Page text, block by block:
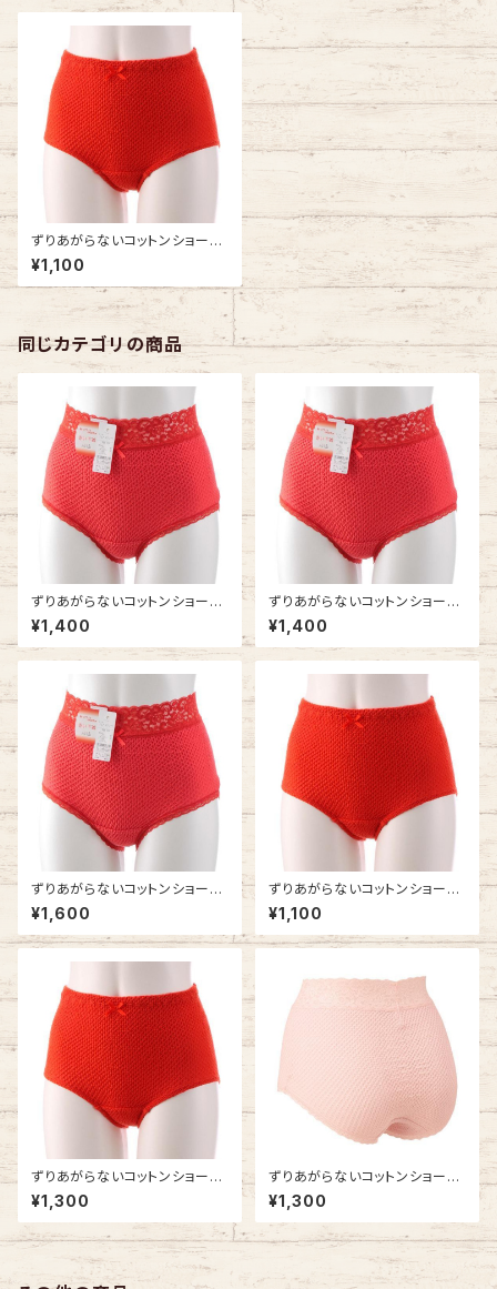
ずりあがらないコットンショーツ
Lサイズ エトワール841 赤 ベー
シック フルバック 赤パン 鹿の子
編み 赤い下着
¥1,100
同じカテゴリの商品
ずりあがらないコットンショーツ
Mサイズ エトワール841 赤 ウ
エストレース フルバック 赤パン
鹿の子編み 赤い下着
¥1,400
ずりあがらないコットンショーツ
Lサイズ エトワール841 赤 ウエ
ストレース フルバック 赤パン 鹿
の子編み 赤い下着
¥1,400
ずりあがらないコットンショーツ
LLサイズ エトワール841 赤 ウ
エストレース フルバック 赤パン
鹿の子編み 赤い下着
¥1,600
ずりあがらないコットンショーツ
Mサイズ エトワール841 赤 ベ
ーシック 赤パン 鹿の子編み 赤
い下着
¥1,100
ずりあがらないコットンショーツ
LLサイズ エトワール841 赤 ベ
ーシック フルバック 赤パン 鹿の
子編み 赤い下着
¥1,300
ずりあがらないコットンショーツ
Mサイズ エトワール841 ウエス
トレース フルバック 鹿の子編み
¥1,300